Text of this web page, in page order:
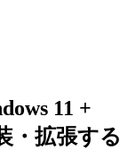
11 +
・拡張する